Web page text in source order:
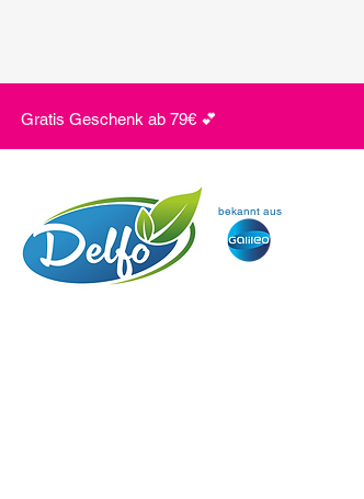
Gratis Geschenk ab 79€ 💕
bekannt aus